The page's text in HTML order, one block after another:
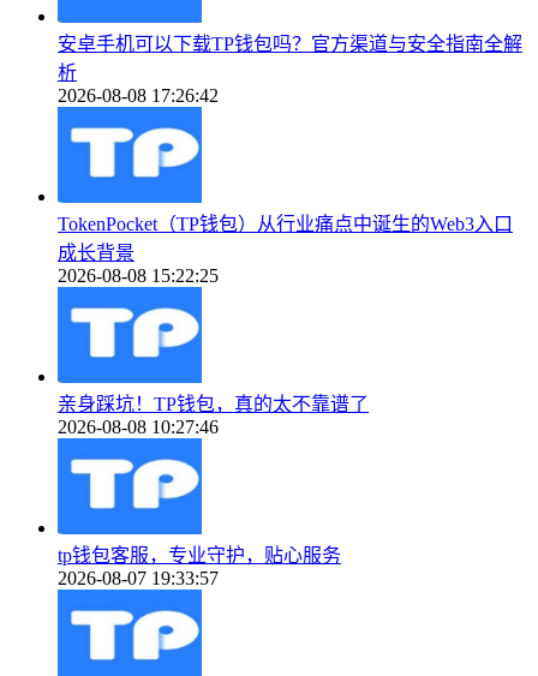
安卓手机可以下载TP钱包吗？官方渠道与安全指南全解
析
2026-08-08 17:26:42
TokenPocket（TP钱包）从行业痛点中诞生的Web3入口
成长背景
2026-08-08 15:22:25
亲身踩坑！TP钱包，真的太不靠谱了
2026-08-08 10:27:46
tp钱包客服，专业守护，贴心服务
2026-08-07 19:33:57